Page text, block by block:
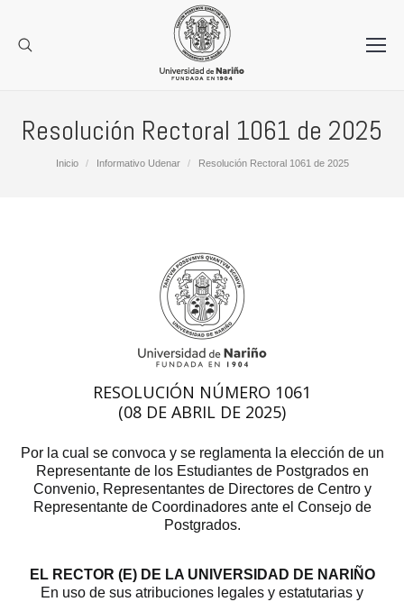
Resolución Rectoral 1061 de 2025
Estás aquí:
Inicio Informativo Udenar Resolución Rectoral 1061 de 2025
RESOLUCIÓN NÚMERO 1061
(08 DE ABRIL DE 2025)
Por la cual se convoca y se reglamenta la elección de un
Representante de los Estudiantes de Postgrados en
Convenio, Representantes de Directores de Centro y
Representante de Coordinadores ante el Consejo de
Postgrados.
EL RECTOR (E) DE LA UNIVERSIDAD DE NARIÑO
En uso de sus atribuciones legales y estatutarias y